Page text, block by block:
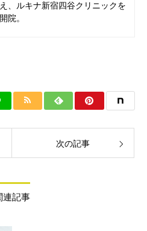
、ルキナ新宿四谷クリニックを
開院。
次の記事
連記事